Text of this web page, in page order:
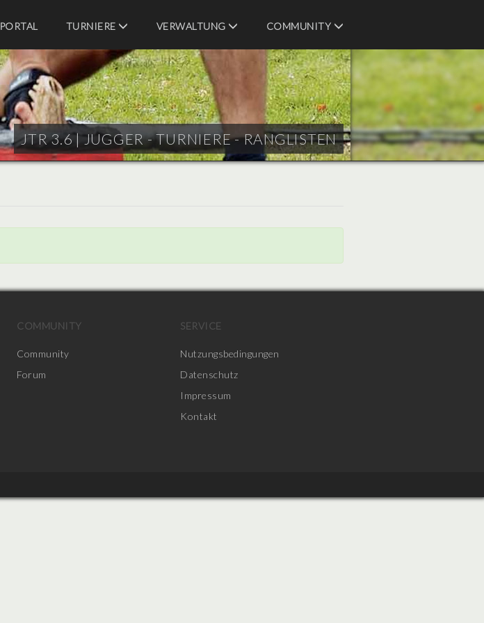
PORTAL
TURNIERE VERWALTUNG COMMUNITY
JTR 3.6 |JUGGER - TURNIERE - RANGLISTEN
COMMUNITY
Community
Forum
SERVICE
Nutzungsbedingungen
Datenschutz
Impressum
Kontakt